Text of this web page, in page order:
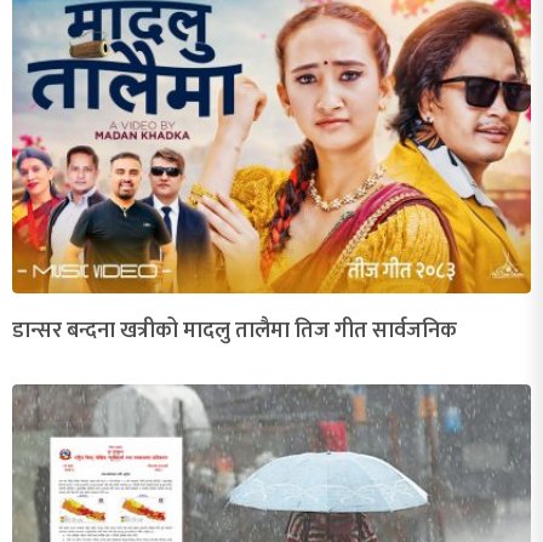
डान्सर बन्दना खत्रीको मादलु तालैमा तिज गीत सार्वजनिक